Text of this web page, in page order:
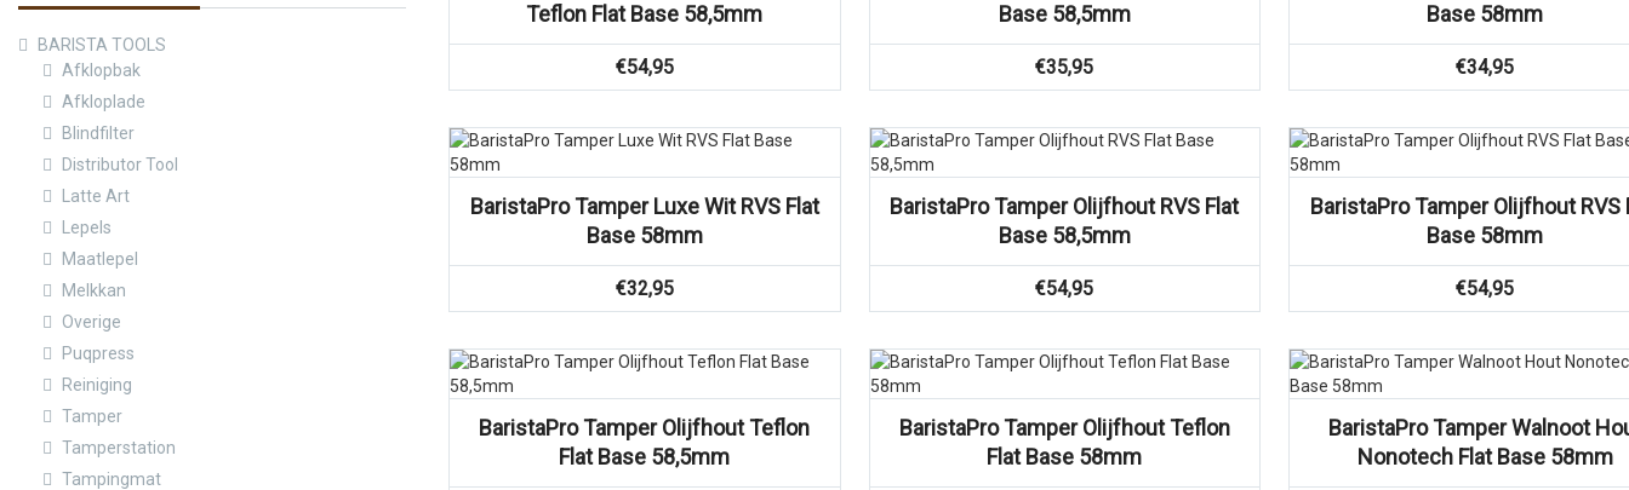
BARISTA TOOLS
Afklopbak
Afkloplade
Blindfilter
Distributor Tool
Latte Art
Lepels
Maatlepel
Melkkan
Overige
Puqpress
Reiniging
Tamper
Tamperstation
Tampingmat
Teflon Flat Base 58,5mm
€54,95
Base 58,5mm
€35,95
Base 58mm
€34,95
BaristaPro Tamper Luxe Wit RVS Flat
Base 58mm
€32,95
Vergelijk
BaristaPro Tamper Olijfhout RVS Flat
Base 58,5mm
€54,95
Vergelijk
BaristaPro Tamper Olijfhout RVS
Base 58mm
€54,95
BaristaPro Tamper Olijfhout Teflon
Flat Base 58,5mm
Vergelijk
BaristaPro Tamper Olijfhout Teflon
Flat Base 58mm
Vergelijk
BaristaPro Tamper Walnoot
Nonotech Flat Base 58mm